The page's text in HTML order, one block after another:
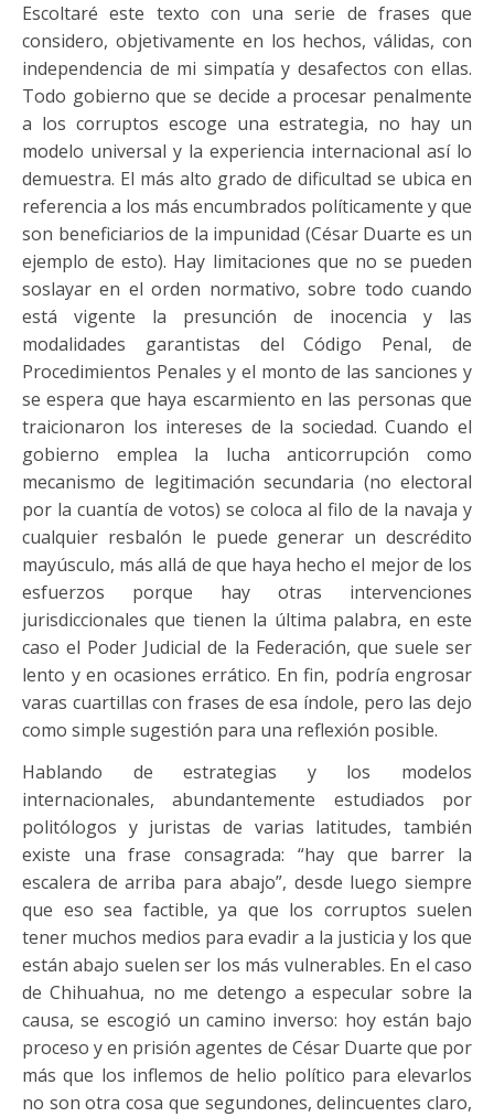
Escoltaré este texto con una serie de frases que
considero, objetivamente en los hechos, válidas, con
independencia de mi simpatía y desafectos con ellas.
Todo gobierno que se decide a procesar penalmente
a los corruptos escoge una estrategia, no hay un
modelo universal y la experiencia internacional así lo
demuestra. El más alto grado de dificultad se ubica en
referencia a los más encumbrados políticamente y que
son beneficiarios de la impunidad (César Duarte es un
ejemplo de esto). Hay limitaciones que no se pueden
soslayar en el orden normativo, sobre todo cuando
está vigente la presunción de inocencia y las
modalidades garantistas del Código Penal, de
Procedimientos Penales y el monto de las sanciones y
se espera que haya escarmiento en las personas que
traicionaron los intereses de la sociedad. Cuando el
gobierno emplea la lucha anticorrupción como
mecanismo de legitimación secundaria (no electoral
por la cuantía de votos) se coloca al filo de la navaja y
cualquier resbalón le puede generar un descrédito
mayúsculo, más allá de que haya hecho el mejor de los
esfuerzos porque hay otras intervenciones
jurisdiccionales que tienen la última palabra, en este
caso el Poder Judicial de la Federación, que suele ser
lento y en ocasiones errático. En fin, podría engrosar
varas cuartillas con frases de esa índole, pero las dejo
como simple sugestión para una reflexión posible.
Hablando de estrategias y los modelos
internacionales, abundantemente estudiados por
politólogos y juristas de varias latitudes, también
existe una frase consagrada: “hay que barrer la
escalera de arriba para abajo”, desde luego siempre
que eso sea factible, ya que los corruptos suelen
tener muchos medios para evadir a la justicia y los que
están abajo suelen ser los más vulnerables. En el caso
de Chihuahua, no me detengo a especular sobre la
causa, se escogió un camino inverso: hoy están bajo
proceso y en prisión agentes de César Duarte que por
más que los inflemos de helio político para elevarlos
no son otra cosa que segundones, delincuentes claro,